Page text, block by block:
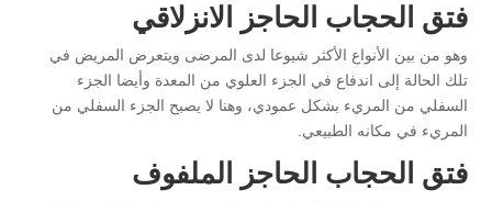
فتق الحجاب الحاجز الانزلاقي
وهو من بين الأنواع الأكثر شيوعا لدى المرضى ويتعرض المريض في
تلك الحالة إلى اندفاع في الجزء العلوي من المعدة وأيضا الجزء
السفلي من المريء بشكل عمودي، وهنا لا يصبح الجزء السفلي من
المريء في مكانه الطبيعي.
فتق الحجاب الحاجز الملفوف